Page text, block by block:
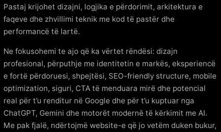
Pastaj krijohet dizajni, logjika e përdorimit, arkitektura e
faqeve dhe zhvillimi teknik me kod të pastër dhe
performancë të lartë.
Ne fokusohemi te ajo që ka vërtet rëndësi: dizajn
profesional, përputhje me identitetin e markës, eksperiencë
e fortë përdoruesi, shpejtësi, SEO-friendly structure, mobile
optimization, siguri, CTA të menduara mirë dhe potencial
real për t’u renditur në Google dhe për t’u kuptuar nga
ChatGPT, Gemini dhe motorët modernë të kërkimit me AI.
Me pak fjalë, ndërtojmë website-e që jo vetëm duken bukur,